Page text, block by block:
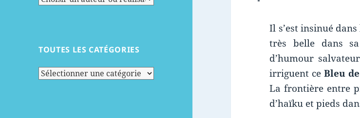
TOUTES LES CATÉGORIES
Toutes
Il s’est insinué
très belle dans
d’humour
irriguent ceBleu
La frontière entre
d’haïku et pieds